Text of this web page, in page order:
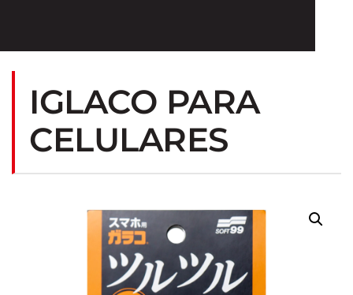
IGLACO PARA
CELULARES